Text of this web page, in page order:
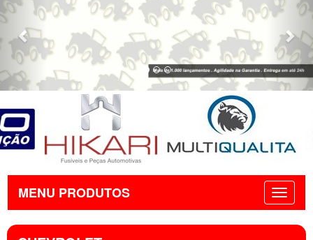
MENU PRODUTOS